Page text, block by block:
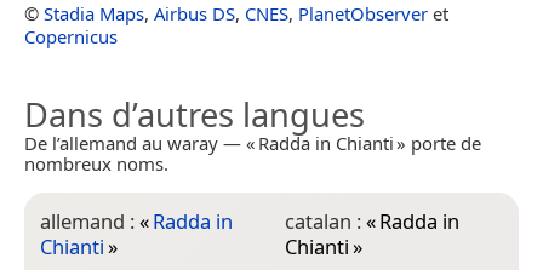
© Stadia Maps, Airbus DS, CNES, PlanetObserver et
Copernicus
Dans d’autres langues
De l’allemand au waray — « Radda in Chianti » porte de
nombreux noms.
allemand :«Radda in
Chianti»
catalan :«Radda in
Chianti»